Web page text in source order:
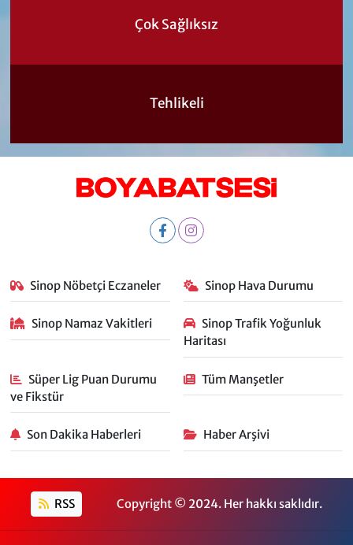
Çok Sağlıksız
Tehlikeli
Sinop Nöbetçi Eczaneler Sinop Hava Durumu
Sinop Namaz Vakitleri
Sinop Trafik Yoğunluk
Haritası
Süper Lig Puan Durumu
ve Fikstür
Tüm Manşetler
Son Dakika Haberleri Haber Arşivi
RSS Copyright © 2024. Her hakkı saklıdır.